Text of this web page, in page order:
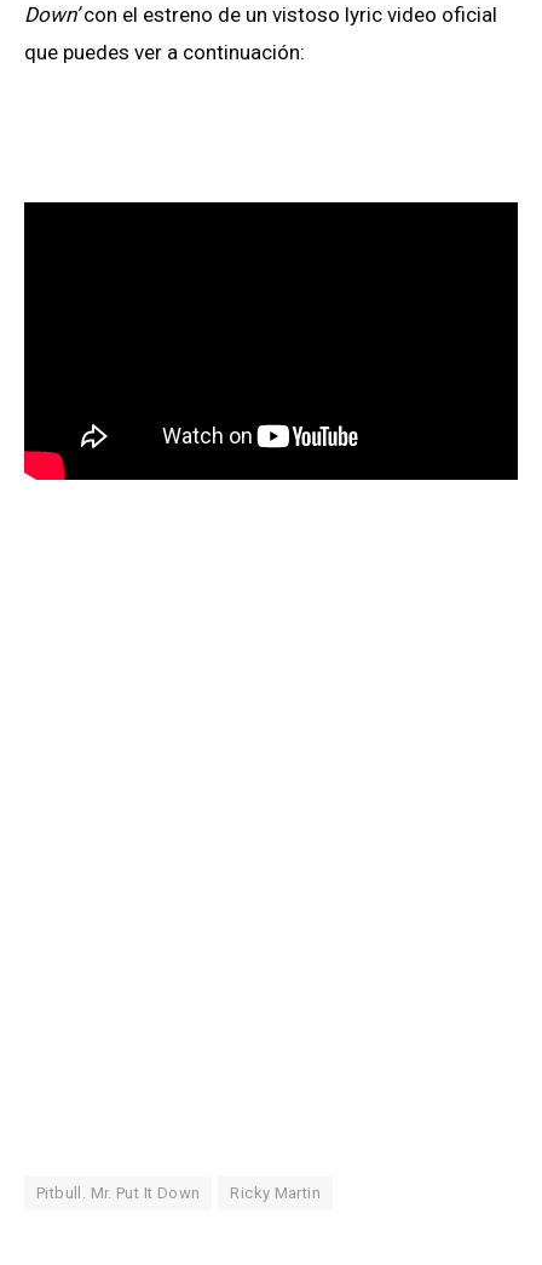
Down’con el estreno de un vistoso lyric video oficial
que puedes ver a continuación:
Pitbull. Mr. Put It Down Ricky Martin